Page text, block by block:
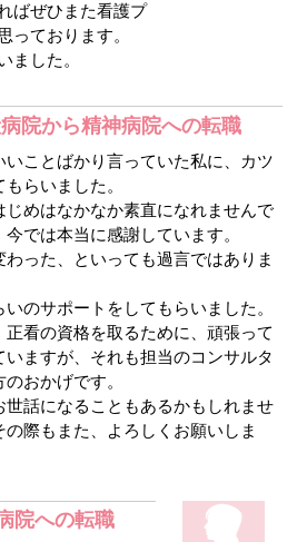
ばぜひまた看護プ
っております。
ました。
院から精神病院への転職
いことばかり言っていた私に、カツ
もらいました。
じめはなかなか素直になれませんで
今では本当に感謝しています。
わった、といっても過言ではありま
いのサポートをしてもらいました。
正看の資格を取るために、頑張って
いますが、それも担当のコンサルタ
のおかげです。
世話になることもあるかもしれませ
の際もまた、よろしくお願いしま
院への転職